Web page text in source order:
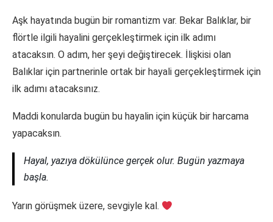
Aşk hayatında bugün bir romantizm var. Bekar Balıklar, bir
flörtle ilgili hayalini gerçekleştirmek için ilk adımı
atacaksın. O adım, her şeyi değiştirecek. İlişkisi olan
Balıklar için partnerinle ortak bir hayali gerçekleştirmek için
ilk adımı atacaksınız.
Maddi konularda bugün bu hayalin için küçük bir harcama
yapacaksın.
Hayal, yazıya dökülünce gerçek olur. Bugün yazmaya
başla.
Yarın görüşmek üzere, sevgiyle kal.